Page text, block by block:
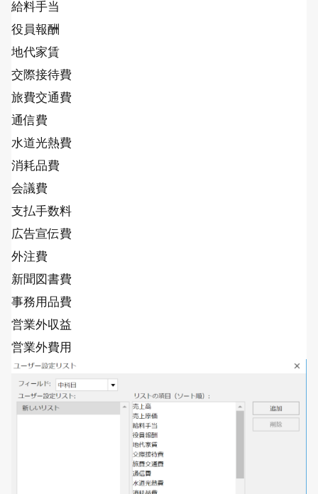
給料手当
役員報酬
地代家賃
交際接待費
旅費交通費
通信費
水道光熱費
消耗品費
会議費
支払手数料
広告宣伝費
外注費
新聞図書費
事務用品費
営業外収益
営業外費用